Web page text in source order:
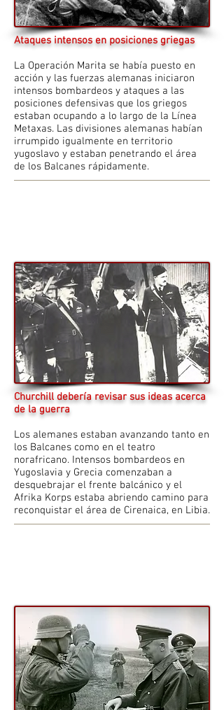
Ataques intensos en posiciones griegas
La Operación Marita se había puesto en
acción y las fuerzas alemanas iniciaron
intensos bombardeos y ataques a las
posiciones defensivas que los griegos
estaban ocupando a lo largo de la Línea
Metaxas. Las divisiones alemanas habían
irrumpido igualmente en territorio
yugoslavo y estaban penetrando el área
de los Balcanes rápidamente.
Churchill debería revisar sus ideas acerca
de la guerra
Los alemanes estaban avanzando tanto en
los Balcanes como en el teatro
norafricano. Intensos bombardeos en
Yugoslavia y Grecia comenzaban a
desquebrajar el frente balcánico y el
Afrika Korps estaba abriendo camino para
reconquistar el área de Cirenaica, en Libia.